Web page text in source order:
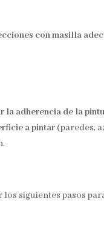
con masilla
la adherencia de la
a pintar(paredes,
los siguientes pasos